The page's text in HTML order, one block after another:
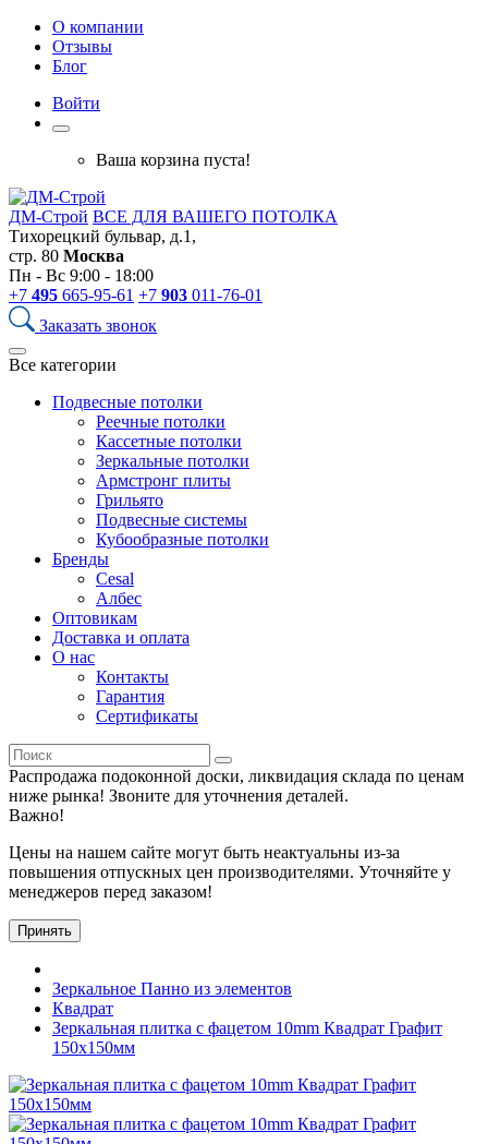
О компании
Отзывы
Блог
Войти
Ваша корзина пуста!
ДМ-Строй ВСЕ ДЛЯ ВАШЕГО ПОТОЛКА
Тихорецкий бульвар, д.1,
стр. 80 Москва
Пн - Вс 9:00 - 18:00
+7 495 665-95-61 +7 903 011-76-01
Заказать звонок
Все категории
Подвесные потолки
Реечные потолки
Кассетные потолки
Зеркальные потолки
Армстронг плиты
Грильято
Подвесные системы
Кубообразные потолки
Бренды
Cesal
Албес
Оптовикам
Доставка и оплата
О нас
Контакты
Гарантия
Сертификаты
Распродажа подоконной доски, ликвидация склада по ценам
ниже рынка! Звоните для уточнения деталей.
Важно!
Цены на нашем сайте могут быть неактуальны из-за
повышения отпускных цен производителями. Уточняйте у
менеджеров перед заказом!
Принять
Зеркальное Панно из элементов
Квадрат
Зеркальная плитка с фацетом 10mm Квадрат Графит
150х150мм